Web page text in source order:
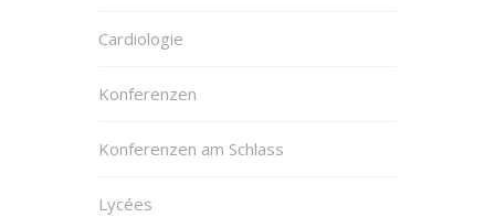
Cardiologie
Konferenzen
Konferenzen am Schlass
Lycées